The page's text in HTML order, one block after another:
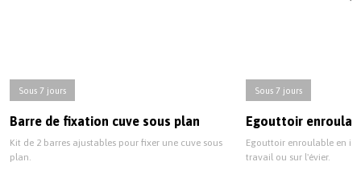
Sous 7 jours
Barre de fixation cuve sous plan
Kit de 2 barres ajustables pour fixer une cuve sous
plan.
Sous 7 jours
Egouttoir
Egouttoir enroulable en
travail ou sur l'évier.